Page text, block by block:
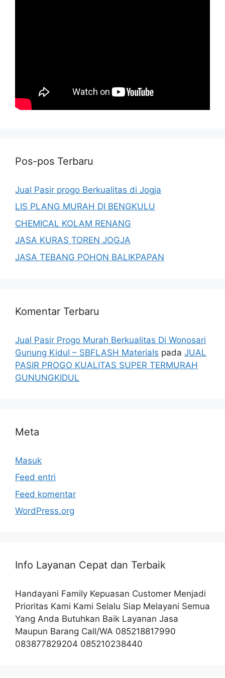
Pos-pos Terbaru
Jual Pasir progo Berkualitas di Jogja
LIS PLANG MURAH DI BENGKULU
CHEMICAL KOLAM RENANG
JASA KURAS TOREN JOGJA
JASA TEBANG POHON BALIKPAPAN
Komentar Terbaru
Jual Pasir Progo Murah Berkualitas Di Wonosari
Gunung Kidul – SBFLASH Materials pada JUAL
PASIR PROGO KUALITAS SUPER TERMURAH
GUNUNGKIDUL
Meta
Masuk
Feed entri
Feed komentar
WordPress.org
Info Layanan Cepat dan Terbaik
Handayani Family Kepuasan Customer Menjadi
Prioritas Kami Kami Selalu Siap Melayani Semua
Yang Anda Butuhkan Baik Layanan Jasa
Maupun Barang Call/WA 085218817990
083877829204 085210238440